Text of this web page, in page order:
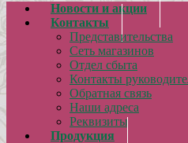
Новости и акции
Контакты
Представительства
Сеть магазинов
Отдел сбыта
Контакты
Обратная связь
Наши адреса
Реквизиты
Продукция